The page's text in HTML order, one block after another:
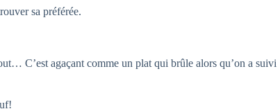
sa préférée.
C’est agaçant comme un plat qui brûle alors qu’on a suivi